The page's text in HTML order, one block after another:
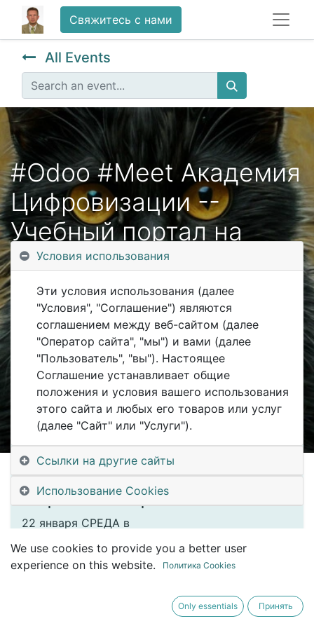
Свяжитесь с нами
All Events
#Odoo #Meet Академия
Цифровизации --
Учебный портал на
версии 18 Открытый-
мастер класс
Registrations are
closed
Registrations Closed
#Odoo #Meet Академия Цифровизации
Учебный портал на версии 18
Открытый-мастер класс
22 января СРЕДА в
1700 МСК 19:00 Уральского времени
Условия использования
Эти условия использования (далее
"Условия", "Соглашение") являются
соглашением между веб-сайтом (далее
"Оператор сайта", "мы") и вами (далее
"Пользователь", "вы"). Настоящее
Соглашение устанавливает общие
положения и условия вашего использования
этого сайта и любых его товаров или услуг
(далее "Сайт" или "Услуги").
Ссылки на другие сайты
Использование Cookies
We use cookies to provide you a better user
experience on this website.
Политика Cookies
Only essentials Принять